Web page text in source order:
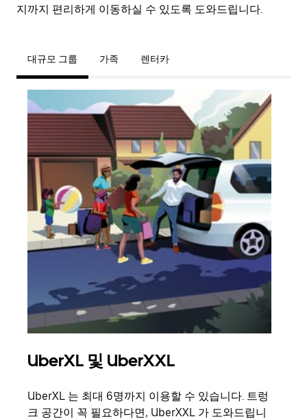
지까지 편리하게 이동하실 수 있도록 도와드립니다.
대규모 그룹 가족 렌터카
UberXL 및 UberXXL
UberXL 는 최대 6명까지 이용할 수 있습니다. 트렁
크 공간이 꼭 필요하다면, UberXXL 가 도와드립니